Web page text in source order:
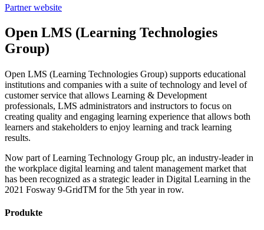
Partner website
Open LMS (Learning Technologies
Group)
Open LMS (Learning Technologies Group) supports educational
institutions and companies with a suite of technology and level of
customer service that allows Learning & Development
professionals, LMS administrators and instructors to focus on
creating quality and engaging learning experience that allows both
learners and stakeholders to enjoy learning and track learning
results.
Now part of Learning Technology Group plc, an industry-leader in
the workplace digital learning and talent management market that
has been recognized as a strategic leader in Digital Learning in the
2021 Fosway 9-GridTM for the 5th year in row.
Produkte